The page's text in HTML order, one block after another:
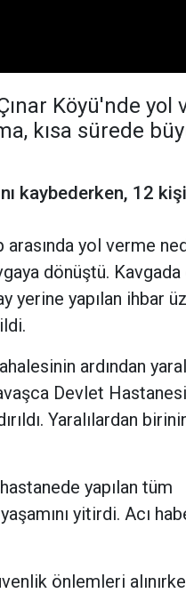
Köyü'nde yol
kısa sürede
kaybederken, 12
yol verme
dönüştü.
yerine yapılan ihbar
ardından
Devlet
Yaralılardan
yapılan tüm
yitirdi. Acı
önlemleri